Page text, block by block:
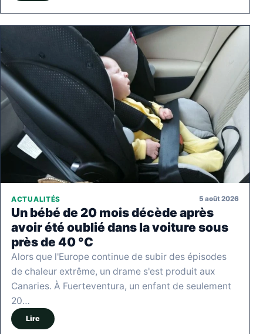
ACTUALITÉS 5 août 2026
Un bébé de 20 mois décède après
avoir été oublié dans la voiture sous
près de 40 °C
Alors que l'Europe continue de subir des épisodes
de chaleur extrême, un drame s'est produit aux
Canaries. À Fuerteventura, un enfant de seulement
20…
Lire